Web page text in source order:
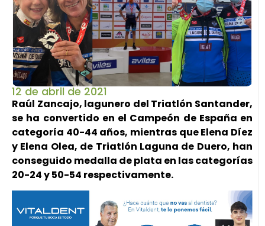
12 de abril de 2021
Raúl Zancajo, lagunero del Triatlón Santander,
se ha convertido en el Campeón de España en
categoría 40-44 años, mientras que Elena Díez
y Elena Olea, de Triatlón Laguna de Duero, han
conseguido medalla de plata en las categorías
20-24 y 50-54 respectivamente.